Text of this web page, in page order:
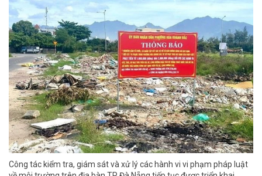
Công tác kiểm tra, giám sát và xử lý các hành vi vi phạm pháp luật